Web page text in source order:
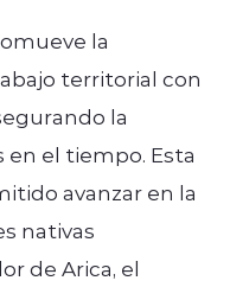
la
territorial con
la
el tiempo. Esta
avanzar en la
nativas
de Arica, el